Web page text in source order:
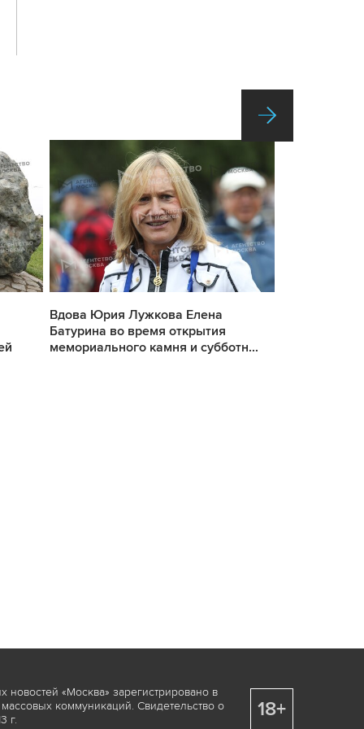
Вдова Юрия Лужкова Елена
Батурина во время открытия
мемориального камня и субботн...
«Москва» зарегистрировано в
коммуникаций. Свидетельство о
г.
18+